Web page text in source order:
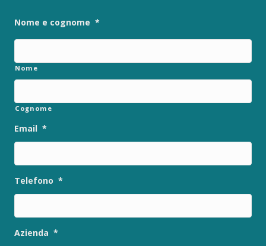
Nome e cognome *
Nome
Cognome
Email *
Telefono *
Azienda *